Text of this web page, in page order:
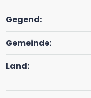
Gegend:
Gemeinde:
Land: